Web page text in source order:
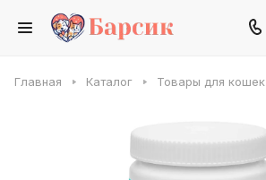
Главная Каталог Товары для кошек